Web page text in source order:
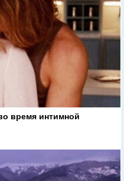
время интимной